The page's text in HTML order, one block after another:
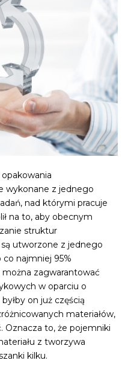
wykonane z jednego
nad którymi pracuje
na to, aby obecnym
struktur
utworzone z jednego
co najmniej 95%
zagwarantować
w oparciu o
on już częścią
materiałów,
Oznacza to, że pojemniki
z tworzywa
kilku.